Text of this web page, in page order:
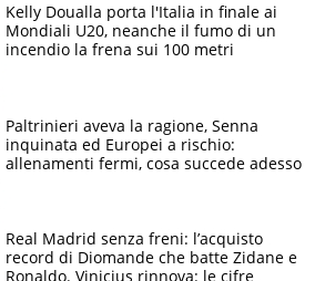
Kelly Doualla porta l'Italia in finale ai
Mondiali U20, neanche il fumo di un
incendio la frena sui 100 metri
Paltrinieri aveva la ragione, Senna
inquinata ed Europei a rischio:
allenamenti fermi, cosa succede adesso
Real Madrid senza freni: l’acquisto
record di Diomande che batte Zidane e
Ronaldo. Vinicius rinnova: le cifre